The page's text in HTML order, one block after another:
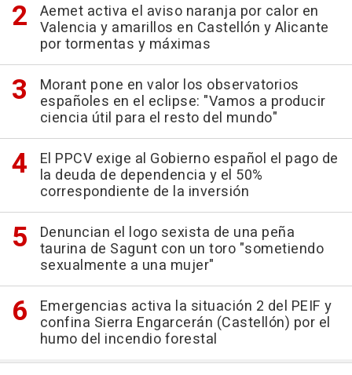
Aemet activa el aviso naranja por calor en
Valencia y amarillos en Castellón y Alicante
por tormentas y máximas
Morant pone en valor los observatorios
españoles en el eclipse: "Vamos a producir
ciencia útil para el resto del mundo"
El PPCV exige al Gobierno español el pago de
la deuda de dependencia y el 50%
correspondiente de la inversión
Denuncian el logo sexista de una peña
taurina de Sagunt con un toro "sometiendo
sexualmente a una mujer"
Emergencias activa la situación 2 del PEIF y
confina Sierra Engarcerán (Castellón) por el
humo del incendio forestal